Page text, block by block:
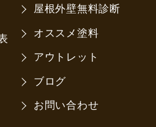
屋根外壁無料診断
オススメ塗料
アウトレット
ブログ
お問い合わせ